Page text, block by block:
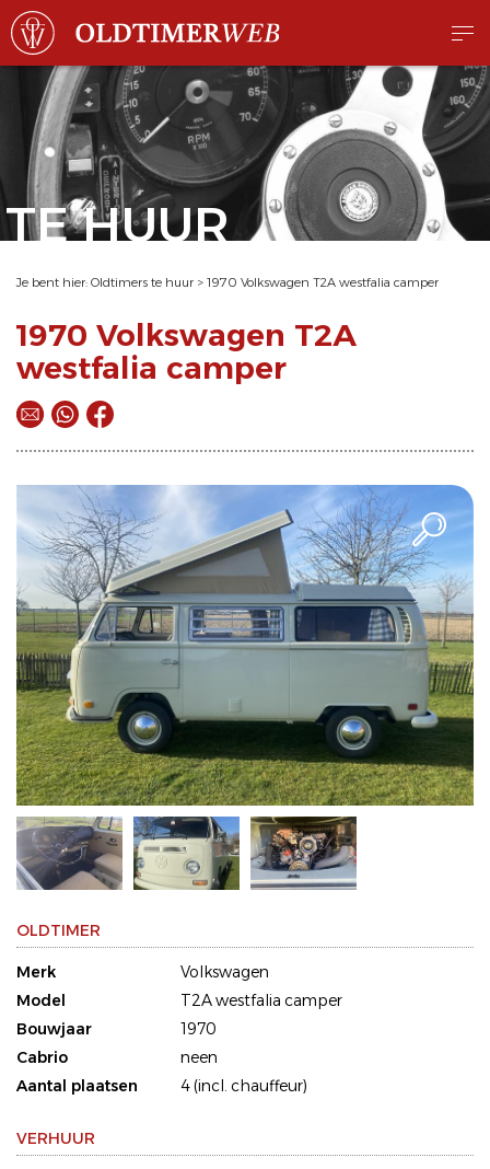
TE HUUR
Je bent hier: Oldtimers te huur > 1970 Volkswagen T2A westfalia camper
1970 Volkswagen T2A
westfalia camper
OLDTIMER
Merk
Volkswagen
Model
T2A westfalia camper
Bouwjaar
1970
Cabrio
neen
Aantal plaatsen
4 (incl. chauffeur)
VERHUUR